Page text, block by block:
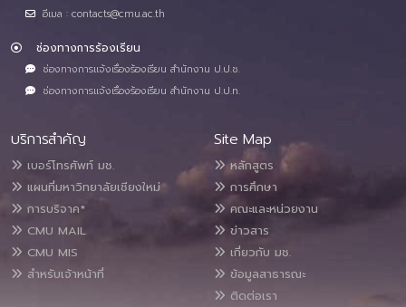
อีเมล : contacts@cmu.ac.th
ช่องทางการร้องเรียน
ช่องทางการแจ้งเรื่องร้องเรียน สำนักงาน ป.ป.ช.
ช่องทางการแจ้งเรื่องร้องเรียน สำนักงาน ป.ป.ท.
บริการสำคัญ
เบอร์โทรศัพท์ มช.
แผนที่มหาวิทยาลัยเชียงใหม่
การบริจาค*
CMU MAIL
CMU MIS
สำหรับเจ้าหน้าที่
Site Map
หลักสูตร
การศึกษา
คณะและหน่วยงาน
ข่าวสาร
เกี่ยวกับ มช.
ข้อมูลสาธารณะ
ติดต่อเรา